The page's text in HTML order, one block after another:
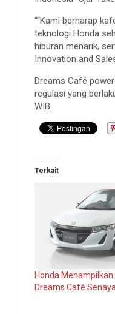
““Kami berharap
teknologi Honda
hiburan menarik,
Innovation and
Dreams Café
regulasi yang
WIB.
Terkait
Honda Menampilkan
Dreams Café